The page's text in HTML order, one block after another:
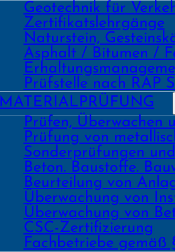
Geo­technik für
Zertifikats­lehrgänge
Natur­stein,
Asphalt / Bitumen /
Prüf­stelle nach RAP
Prüfen, Überwachen
Prüfung von
Sonder­prüfungen
Beton. Bau­stoffe.
Beurtei­lung von
Über­wachung von
Über­wachung von
CSC-Zertifizierung
Fach­­betriebe gemäß